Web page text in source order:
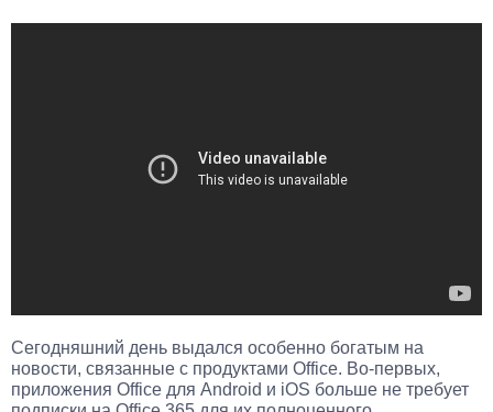
Сегодняшний день выдался особенно богатым на
новости, связанные с продуктами Office. Во-первых,
приложения Office для Android и iOS больше не требует